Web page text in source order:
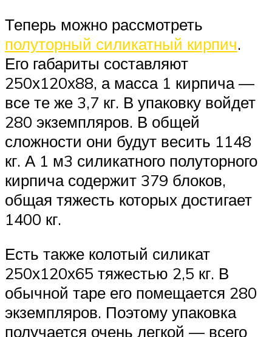
Теперь можно рассмотреть
полуторный силикатный кирпич.
Его габариты составляют
250х120х88, а масса 1 кирпича —
все те же 3,7 кг. В упаковку войдет
280 экземпляров. В общей
сложности они будут весить 1148
кг. А 1 м3 силикатного полуторного
кирпича содержит 379 блоков,
общая тяжесть которых достигает
1400 кг.
Есть также колотый силикат
250х120х65 тяжестью 2,5 кг. В
обычной таре его помещается 280
экземпляров. Поэтому упаковка
получается очень легкой — всего